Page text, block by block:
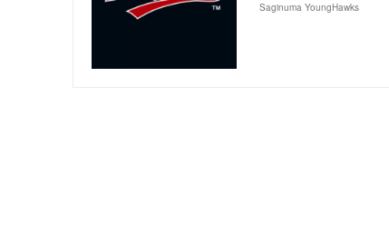
Saginuma YoungHawks